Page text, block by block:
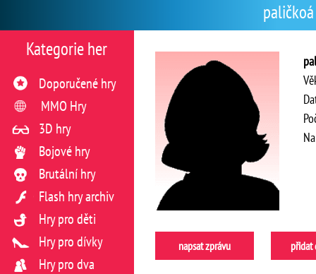
napsat zprávu přidat
Kategorie her
Doporučené hry
MMO Hry
3D hry
Bojové hry
Brutální hry
Flash hry archiv
Hry pro děti
Hry pro dívky
Hry pro dva